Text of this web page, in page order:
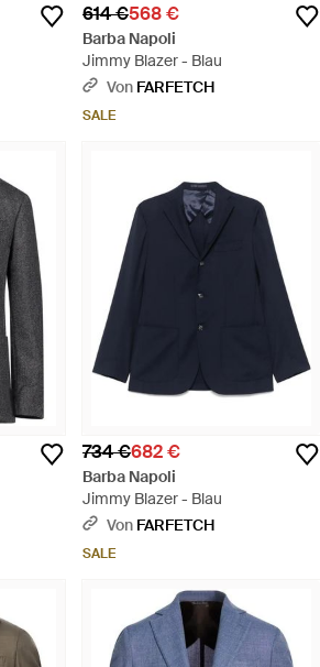
614 €568 €
Barba Napoli
Jimmy Blazer - Blau
Von FARFETCH
SALE
734 €682 €
Barba Napoli
Jimmy Blazer - Blau
Von FARFETCH
SALE